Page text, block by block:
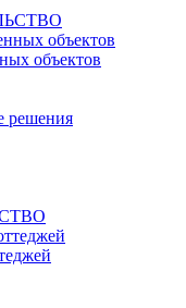
объектов
объектов
решения